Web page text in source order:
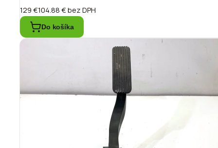
129 €104.88 €bez DPH
Do košíka